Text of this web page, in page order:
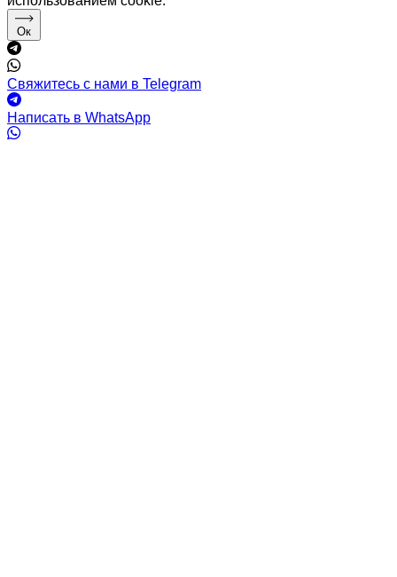
Ок
Свяжитесь с нами в Telegram
Написать в WhatsApp